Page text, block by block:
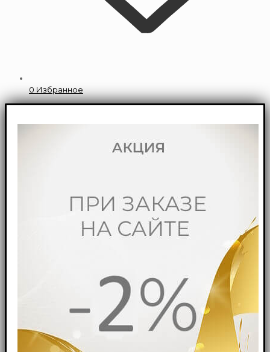
0 Избранное